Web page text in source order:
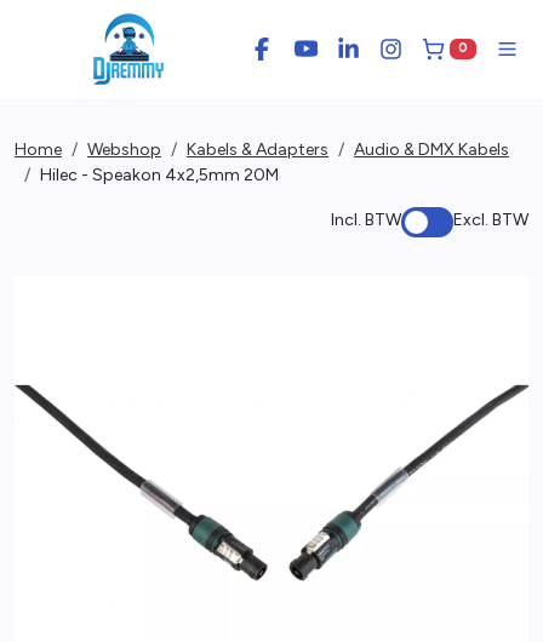
Facebook
YouTubeLinkedInInstagram
0
Home Webshop Kabels & Adapters
Audio & DMX Kabels
Hilec - Speakon 4x2,5mm 20M
Incl. BTW Excl. BTW